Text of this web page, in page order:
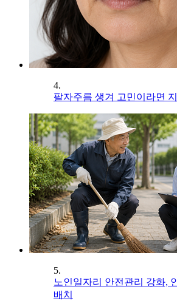
4.
팔자주름 생겨 고민이라면
5.
노인일자리 안전관리 강화,
배치